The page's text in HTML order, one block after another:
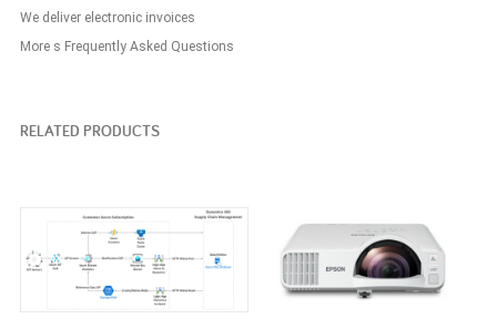
We deliver electronic invoices
More s Frequently Asked Questions
RELATED PRODUCTS